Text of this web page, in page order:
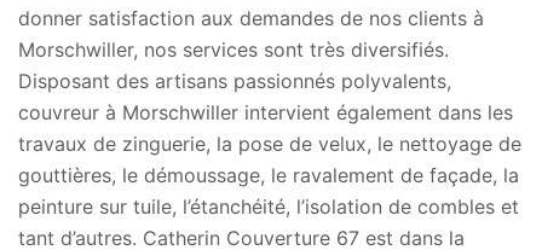
donner satisfaction aux demandes de nos clients à
Morschwiller, nos services sont très diversifiés.
Disposant des artisans passionnés polyvalents,
couvreur à Morschwiller intervient également dans les
travaux de zinguerie, la pose de velux, le nettoyage de
gouttières, le démoussage, le ravalement de façade, la
peinture sur tuile, l’étanchéité, l’isolation de combles et
tant d’autres. Catherin Couverture 67 est dans la